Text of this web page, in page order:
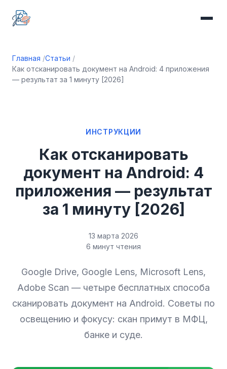
Главная Статьи
Как отсканировать документ на Android: 4 приложения
— результат за 1 минуту [2026]
ИНСТРУКЦИИ
Как отсканировать
документ на Android: 4
приложения — результат
за 1 минуту [2026]
13 марта 2026
6 минут чтения
Google Drive, Google Lens, Microsoft Lens,
Adobe Scan — четыре бесплатных способа
сканировать документ на Android. Советы по
освещению и фокусу: скан примут в МФЦ,
банке и суде.